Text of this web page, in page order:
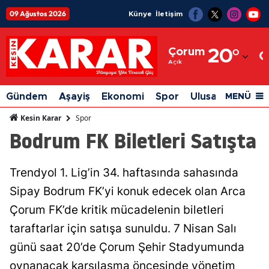
09 Ağustos 2026 Künye İletişim
Çorum
Açık 20°
Adıyaman
Afyonkarahisar
Ağrı
Amasya
Artvin
Aydın
Balıkesir
Gündem Aşayiş Ekonomi Spor Ulusal Siyaset
MENÜ
Kesin Karar Spor
Bodrum FK Biletleri Satışta
Trendyol 1. Lig’in 34. haftasında sahasında
Sipay Bodrum FK’yi konuk edecek olan Arca
Çorum FK’de kritik mücadelenin biletleri
taraftarlar için satışa sunuldu. 7 Nisan Salı
günü saat 20’de Çorum Şehir Stadyumunda
oynanacak karşılaşma öncesinde yönetim